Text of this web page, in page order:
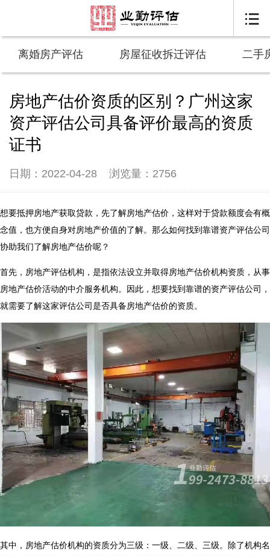

离婚房产评估 房屋征收拆迁评估 二手
房地产估价资质的区别？广州这家
资产评估公司具备评价最高的资质
证书
日期：2022-04-28 浏览量：2756
想要抵押房地产获取贷款，先了解房地产估价，这样对于贷款额度会有概
念值，也方便自身对房地产价值的了解。那么如何找到靠谱资产评估公司
协助我们了解房地产估价呢？
首先，房地产评估机构，是指依法设立并取得房地产估价机构资质，从事
房地产估价活动的中介服务机构。因此，想要找到靠谱的资产评估公司，
就需要了解这家评估公司是否具备房地产估价的资质。
其中，房地产估价机构的资质分为三级：一级、二级、三级。除了机构名